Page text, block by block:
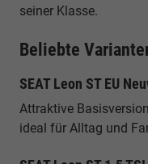
seiner Klasse.
Beliebte
SEAT Leon ST EU
Attraktive
ideal für Alltag und